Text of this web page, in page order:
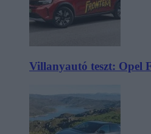
Villanyautó teszt: Opel